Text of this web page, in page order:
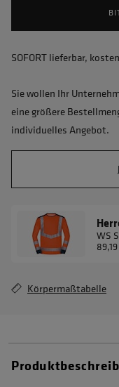
SOFORT lieferbar,
Sie wollen Ihr
eine größere
individuelles Angebot.
WS
Körpermaßtabelle